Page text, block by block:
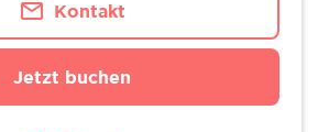
Kontakt
Jetzt buchen